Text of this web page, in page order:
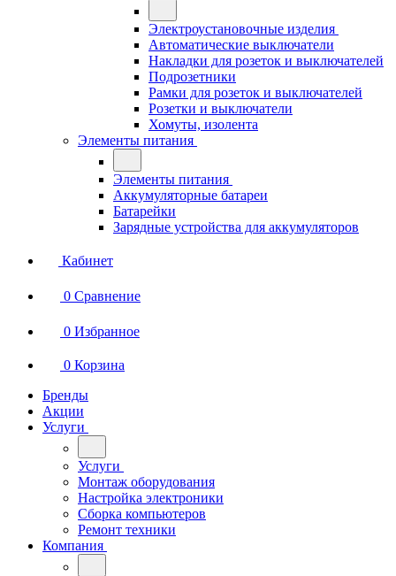
Электроустановочные изделия
Автоматические выключатели
Накладки для розеток и выключателей
Подрозетники
Рамки для розеток и выключателей
Розетки и выключатели
Хомуты, изолента
Элементы питания
Элементы питания
Аккумуляторные батареи
Батарейки
Зарядные устройства для аккумуляторов
Кабинет
0 Сравнение
0 Избранное
0 Корзина
Бренды
Акции
Услуги
Услуги
Монтаж оборудования
Настройка электроники
Сборка компьютеров
Ремонт техники
Компания